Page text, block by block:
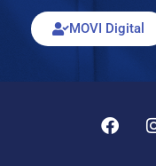
MOVI Digital